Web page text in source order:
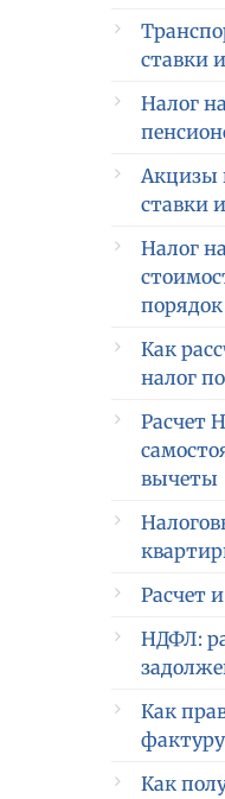
ставки
Налог
Акцизы
ставки
Налог
порядок
Как
налог
Расчет
вычеты
Расчет
НДФЛ:
Как
Как